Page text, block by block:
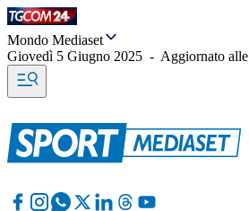
Mondo Mediaset
Giovedì 5 Giugno 2025 - Aggiornato alle